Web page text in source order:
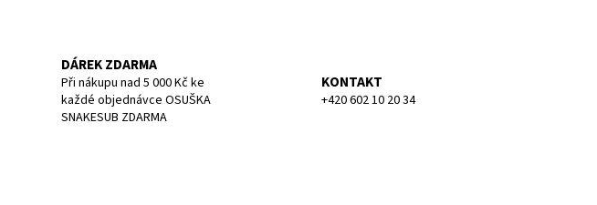
DÁREK ZDARMA
Při nákupu nad 5 000 Kč ke
každé objednávce OSUŠKA
SNAKESUB ZDARMA
KONTAKT
+420 602 10 20 34